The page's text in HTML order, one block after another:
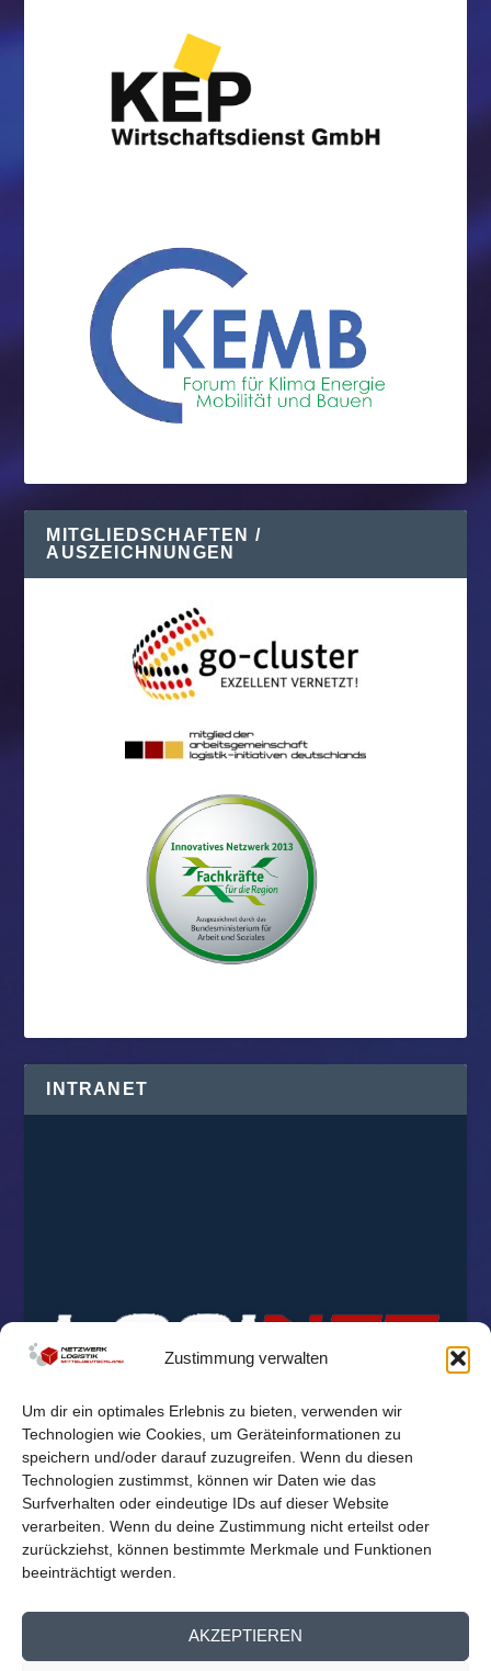
Zustimmung verwalten
Um dir ein optimales Erlebnis zu bieten, verwenden wir
Technologien wie Cookies, um Geräteinformationen zu
speichern und/oder darauf zuzugreifen. Wenn du diesen
Technologien zustimmst, können wir Daten wie das
Surfverhalten oder eindeutige IDs auf dieser Website
verarbeiten. Wenn du deine Zustimmung nicht erteilst oder
zurückziehst, können bestimmte Merkmale und Funktionen
beeinträchtigt werden.
AKZEPTIEREN
MITGLIEDSCHAFTEN /
AUSZEICHNUNGEN
INTRANET
Reichelt Kommunikationsberatung
Mitglieder Übersicht Kontakt Impressum Datenschutz